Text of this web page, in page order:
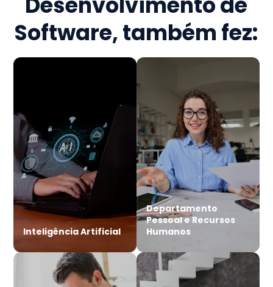
Software, também fez:
Inteligência Artificial
Departamento
Pessoal e Recursos
Humanos